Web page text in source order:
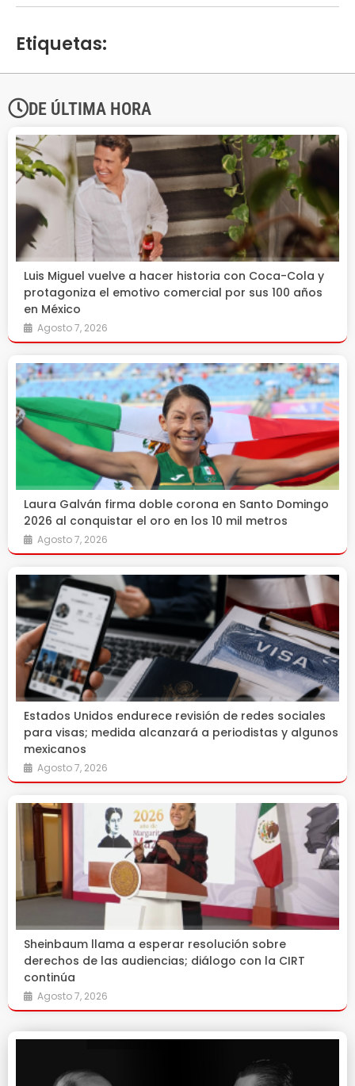
Etiquetas:
DE ÚLTIMA HORA
Luis Miguel vuelve a hacer historia con Coca-Cola y
protagoniza el emotivo comercial por sus 100 años
en México
Agosto 7, 2026
Laura Galván firma doble corona en Santo Domingo
2026 al conquistar el oro en los 10 mil metros
Agosto 7, 2026
Estados Unidos endurece revisión de redes sociales
para visas; medida alcanzará a periodistas y algunos
mexicanos
Agosto 7, 2026
Sheinbaum llama a esperar resolución sobre
derechos de las audiencias; diálogo con la CIRT
continúa
Agosto 7, 2026